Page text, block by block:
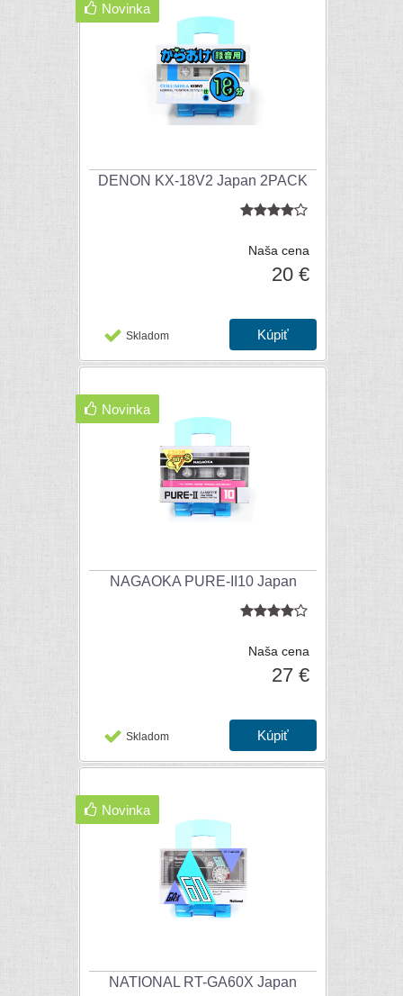
DENON KX-18V2 Japan 2PACK
Naša cena
20 €
Skladom
Novinka
NAGAOKA PURE-II10 Japan
Naša cena
27 €
Skladom
Novinka
NATIONAL RT-GA60X Japan
Novinka